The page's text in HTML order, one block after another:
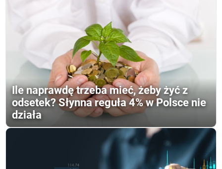
Ile naprawdę trzeba mieć, żeby żyć z
odsetek? Słynna reguła 4% w Polsce nie
działa